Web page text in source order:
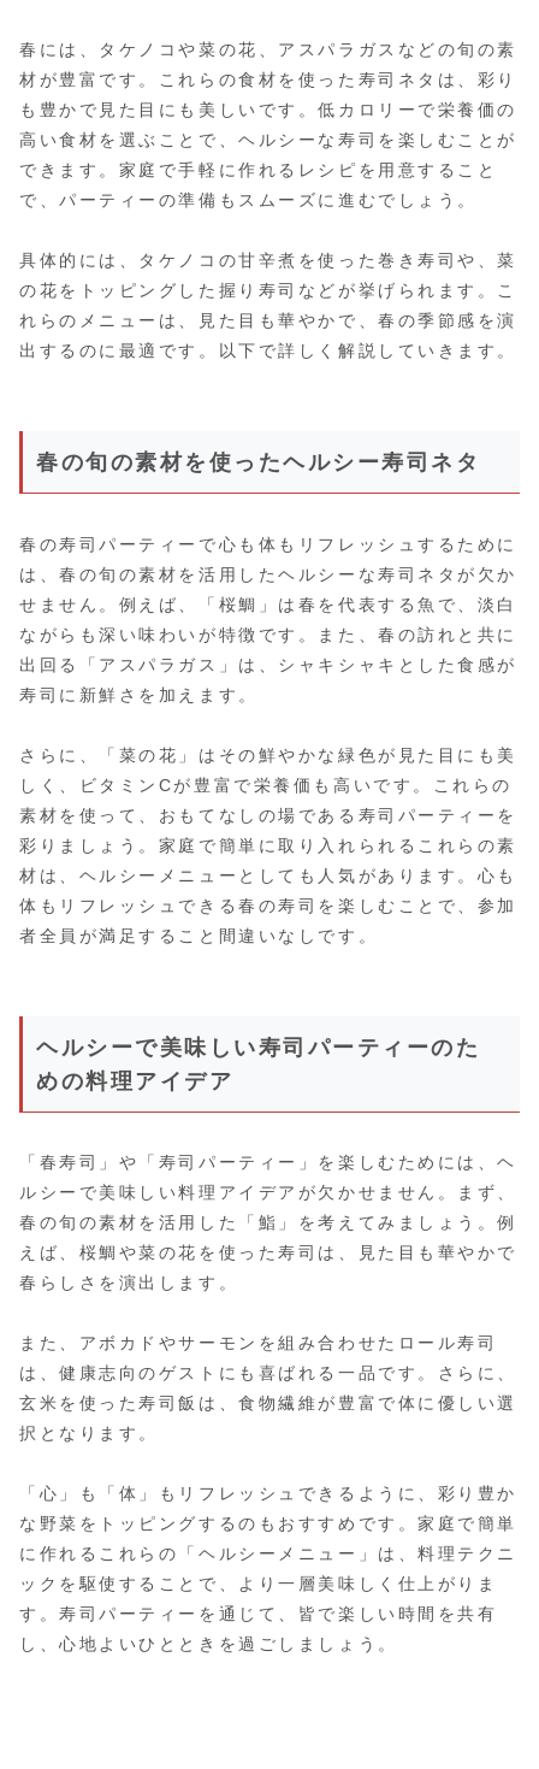
春には、タケノコや菜の花、アスパラガスなどの旬の素
材が豊富です。これらの食材を使った寿司ネタは、彩り
も豊かで見た目にも美しいです。低カロリーで栄養価の
高い食材を選ぶことで、ヘルシーな寿司を楽しむことが
できます。家庭で手軽に作れるレシピを用意すること
で、パーティーの準備もスムーズに進むでしょう。
具体的には、タケノコの甘辛煮を使った巻き寿司や、菜
の花をトッピングした握り寿司などが挙げられます。こ
れらのメニューは、見た目も華やかで、春の季節感を演
出するのに最適です。以下で詳しく解説していきます。
春の旬の素材を使ったヘルシー寿司ネタ
春の寿司パーティーで心も体もリフレッシュするために
は、春の旬の素材を活用したヘルシーな寿司ネタが欠か
せません。例えば、「桜鯛」は春を代表する魚で、淡白
ながらも深い味わいが特徴です。また、春の訪れと共に
出回る「アスパラガス」は、シャキシャキとした食感が
寿司に新鮮さを加えます。
さらに、「菜の花」はその鮮やかな緑色が見た目にも美
しく、ビタミンCが豊富で栄養価も高いです。これらの
素材を使って、おもてなしの場である寿司パーティーを
彩りましょう。家庭で簡単に取り入れられるこれらの素
材は、ヘルシーメニューとしても人気があります。心も
体もリフレッシュできる春の寿司を楽しむことで、参加
者全員が満足すること間違いなしです。
ヘルシーで美味しい寿司パーティーのた
めの料理アイデア
「春寿司」や「寿司パーティー」を楽しむためには、ヘ
ルシーで美味しい料理アイデアが欠かせません。まず、
春の旬の素材を活用した「鮨」を考えてみましょう。例
えば、桜鯛や菜の花を使った寿司は、見た目も華やかで
春らしさを演出します。
また、アボカドやサーモンを組み合わせたロール寿司
は、健康志向のゲストにも喜ばれる一品です。さらに、
玄米を使った寿司飯は、食物繊維が豊富で体に優しい選
択となります。
「心」も「体」もリフレッシュできるように、彩り豊か
な野菜をトッピングするのもおすすめです。家庭で簡単
に作れるこれらの「ヘルシーメニュー」は、料理テクニ
ックを駆使することで、より一層美味しく仕上がりま
す。寿司パーティーを通じて、皆で楽しい時間を共有
し、心地よいひとときを過ごしましょう。